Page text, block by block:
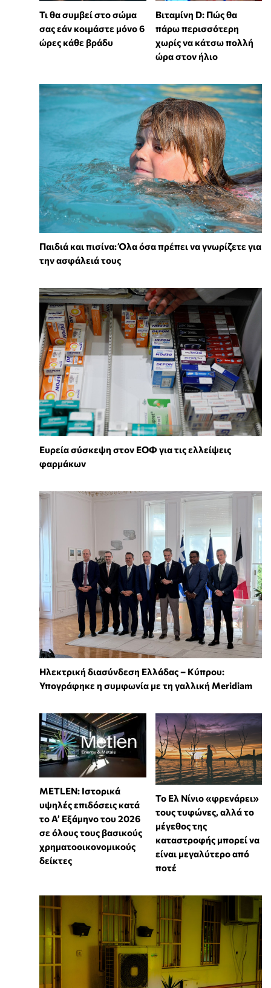
Τι θα συμβεί στο σώμα
σας εάν κοιμάστε μόνο 6
ώρες κάθε βράδυ
Βιταμίνη D: Πώς θα
πάρω περισσότερη
χωρίς να κάτσω πολλή
ώρα στον ήλιο
Παιδιά και πισίνα: Όλα όσα πρέπει να γνωρίζετε για
την ασφάλειά τους
Ευρεία σύσκεψη στον ΕΟΦ για τις ελλείψεις
φαρμάκων
Ηλεκτρική διασύνδεση Ελλάδας – Κύπρου:
Υπογράφηκε η συμφωνία με τη γαλλική Meridiam
METLEN: Ιστορικά
υψηλές επιδόσεις κατά
το Α’ Εξάμηνο του 2026
σε όλους τους βασικούς
χρηματοοικονομικούς
δείκτες
Το Ελ Νίνιο «φρενάρει»
τους τυφώνες, αλλά το
μέγεθος της
καταστροφής μπορεί να
είναι μεγαλύτερο από
ποτέ